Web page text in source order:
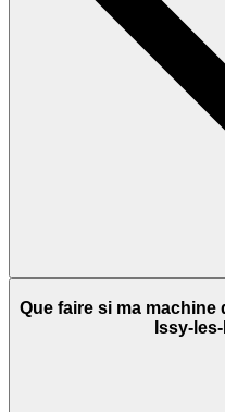
Que faire si ma
Issy-